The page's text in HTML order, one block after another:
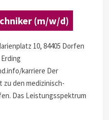
(m/w/d)
10, 84405 Dorfen
karriere Der
zu den medizinisch-
Das Leistungsspektrum